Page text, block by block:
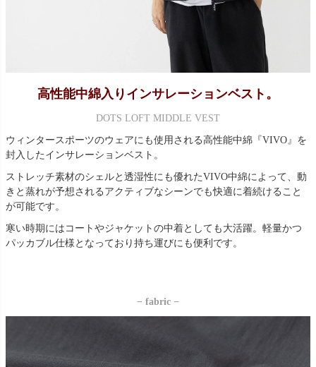
高性能中綿入りインサレーションベスト。
DOTS LOFT MIDDLE VEST
ウィンタースポーツのウェアにも使用される高性能中綿『VIVO』を
封入したインサレーションベスト。
ストレッチ素材のシェルと透湿性にも優れたVIVO中綿によって、動
きと蒸れが予想されるアクティブなシーンでも快適に着続けること
が可能です。
寒い時期にはコートやジャケットの中着としても大活躍。軽量かつ
パッカブル仕様となっており持ち運びにも便利です。
− fabric −